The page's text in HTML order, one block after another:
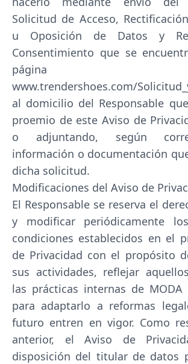
Solicitud de Acceso,
u Oposición de Datos y
Consentimiento que se
página
www.trendershoes.com/
al domicilio del Responsable
proemio de este Aviso de
o adjuntando, según
información o documentación
dicha solicitud.
Modificaciones del Aviso de
El Responsable se reserva el
y modificar periódicamente
condiciones establecidos en el
de Privacidad con el propósito
sus actividades, reflejar
las prácticas internas de MODA
para adaptarlo a reformas
futuro entren en vigor. Como
anterior, el Aviso de
disposición del titular de datos